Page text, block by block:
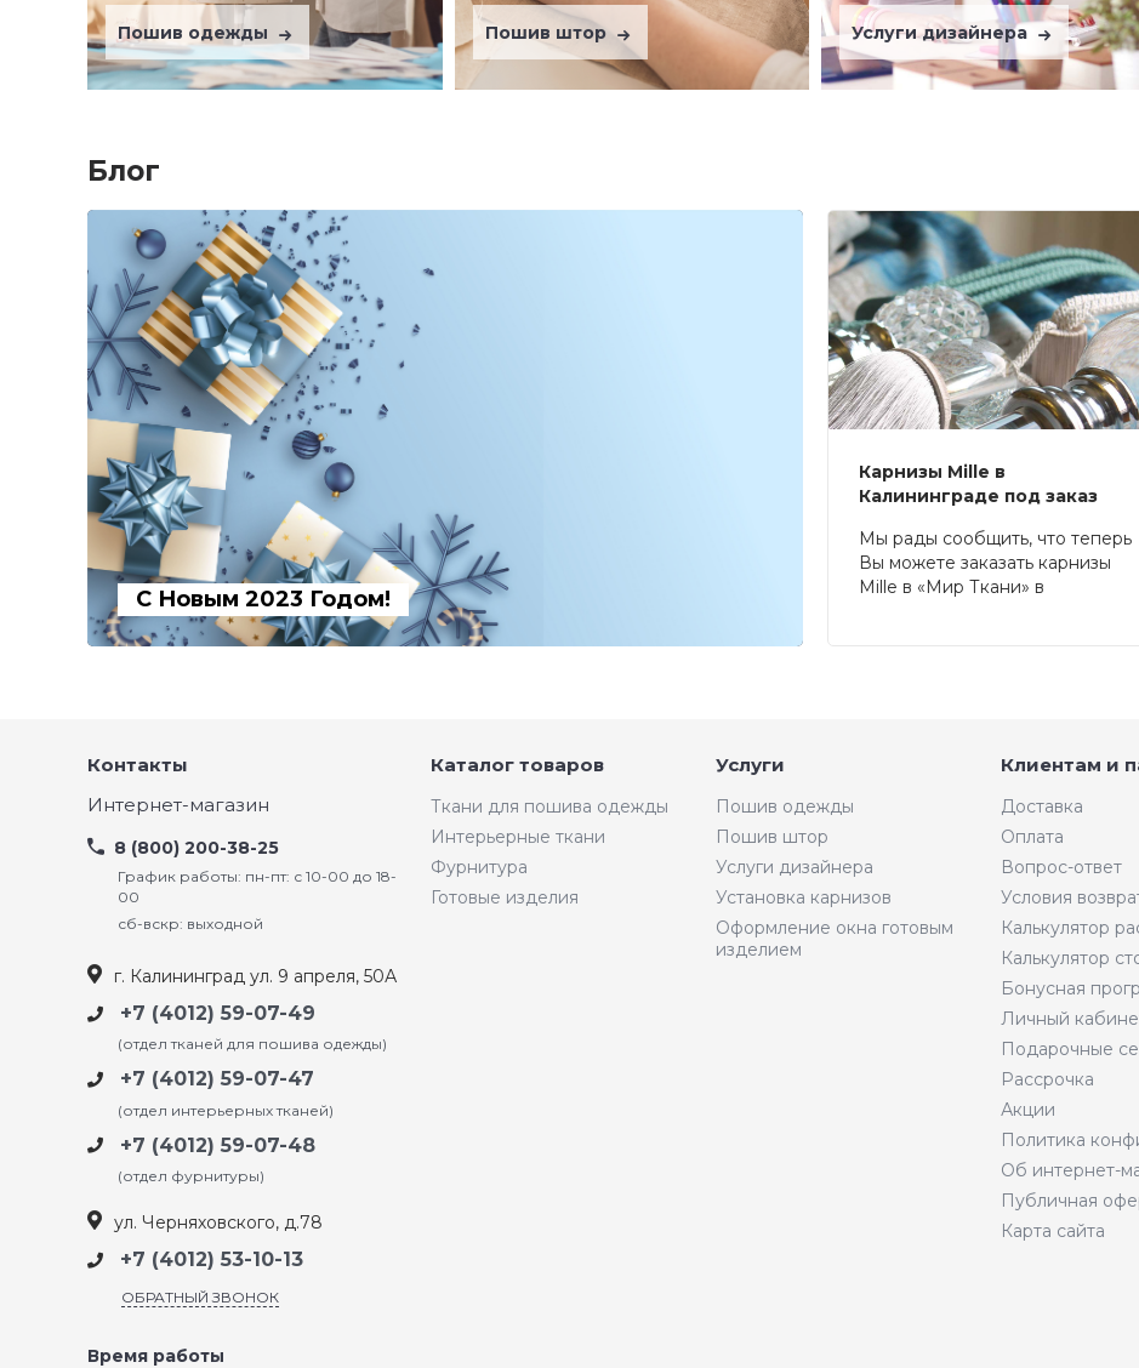
Пошив одежды Пошив штор Услуги дизайнера
Блог
С Новым 2023 Годом!
Карнизы Mille в
Калининграде под заказ
Мы рады сообщить, что теперь
Вы можете заказать карнизы
Mille в «Мир Ткани» в
Контакты
Интернет-магазин
8 (800) 200-38-25
График работы: пн-пт: с 10-00 до 18-
00
сб-вскр: выходной
г. Калининград ул. 9 апреля, 50А
+7 (4012) 59-07-49
(отдел тканей для пошива одежды)
+7 (4012) 59-07-47
(отдел интерьерных тканей)
+7 (4012) 59-07-48
(отдел фурнитуры)
ул. Черняховского, д.78
+7 (4012) 53-10-13
ОБРАТНЫЙ ЗВОНОК
Время работы
Каталог товаров
Ткани для пошива одежды
Интерьерные ткани
Фурнитура
Готовые изделия
Услуги
Пошив одежды
Пошив штор
Услуги дизайнера
Установка карнизов
Оформление окна готовым
изделием
Клиентам и
Доставка
Оплата
Вопрос-ответ
Условия
Калькулятор
Калькулятор
Бонусная
Личный
Подарочные
Рассрочка
Акции
Политика
Об интернет-
Публичная
Карта сайта